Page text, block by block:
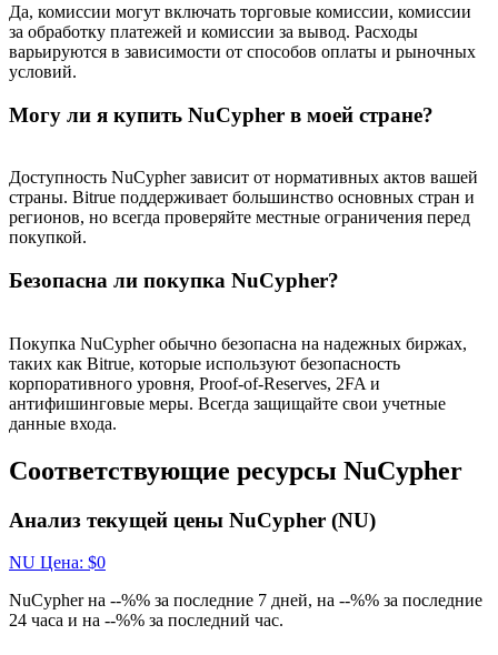
Больше событий
Выигрывайте призы и эксклюзивные награды
ЛогинЗарегистрироваться
Да, комиссии могут включать торговые комиссии, комиссии
за обработку платежей и комиссии за вывод. Расходы
варьируются в зависимости от способов оплаты и рыночных
условий.
Могу ли я купить NuCypher в моей стране?
Доступность NuCypher зависит от нормативных актов вашей
страны. Bitrue поддерживает большинство основных стран и
регионов, но всегда проверяйте местные ограничения перед
покупкой.
Безопасна ли покупка NuCypher?
Покупка NuCypher обычно безопасна на надежных биржах,
таких как Bitrue, которые используют безопасность
корпоративного уровня, Proof-of-Reserves, 2FA и
антифишинговые меры. Всегда защищайте свои учетные
данные входа.
Соответствующие ресурсы NuCypher
Анализ текущей цены NuCypher (NU)
NU Цена: $0
NuCypher на --%% за последние 7 дней, на --%% за последние
24 часа и на --%% за последний час.